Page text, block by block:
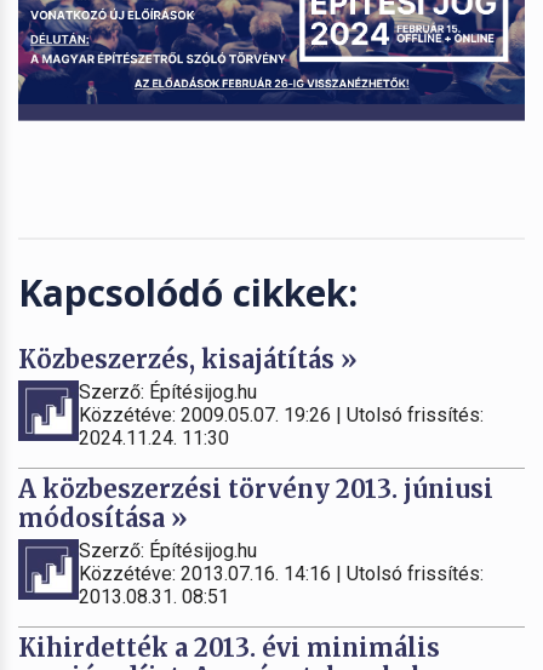
Kapcsolódó cikkek:
Közbeszerzés, kisajátítás »
Szerző: Építésijog.hu
Közzétéve: 2009.05.07. 19:26 | Utolsó frissítés:
2024.11.24. 11:30
A közbeszerzési törvény 2013. júniusi
módosítása »
Szerző: Építésijog.hu
Közzétéve: 2013.07.16. 14:16 | Utolsó frissítés:
2013.08.31. 08:51
Kihirdették a 2013. évi minimális